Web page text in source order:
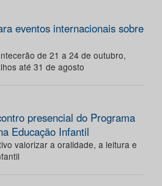
eventos internacionais sobre
de 21 a 24 de outubro,
até 31 de agosto
presencial do Programa
Educação Infantil
valorizar a oralidade, a leitura e